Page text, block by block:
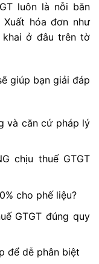
luôn là nỗi băn
Xuất hóa đơn như
khai ở đâu trên tờ
giúp bạn giải đáp
và căn cứ pháp lý
chịu thuế GTGT
cho phế liệu?
GTGT đúng quy
để dễ phân biệt